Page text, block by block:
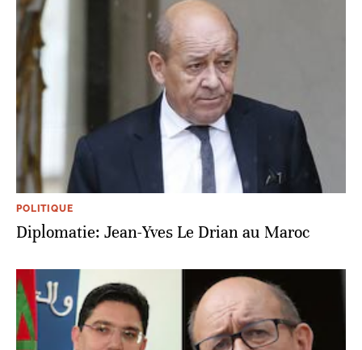
POLITIQUE
Diplomatie: Jean-Yves Le Drian au Maroc